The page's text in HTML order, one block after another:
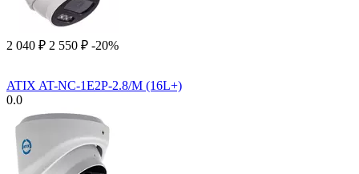
2 040 ₽ 2 550 ₽ -20%
ATIX AT-NC-1E2P-2.8/M (16L+)
0.0